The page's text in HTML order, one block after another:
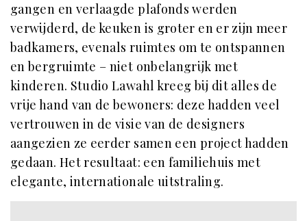
gangen en verlaagde plafonds werden
verwijderd, de keuken is groter en er zijn meer
badkamers, evenals ruimtes om te ontspannen
en bergruimte – niet onbelangrijk met
kinderen. Studio Lawahl kreeg bij dit alles de
vrije hand van de bewoners: deze hadden veel
vertrouwen in de visie van de designers
aangezien ze eerder samen een project hadden
gedaan. Het resultaat: een familiehuis met
elegante, internationale uitstraling.